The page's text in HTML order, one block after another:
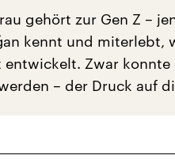
gehört zur Gen Z –
kennt und miterlebt,
entwickelt. Zwar
– der Druck auf